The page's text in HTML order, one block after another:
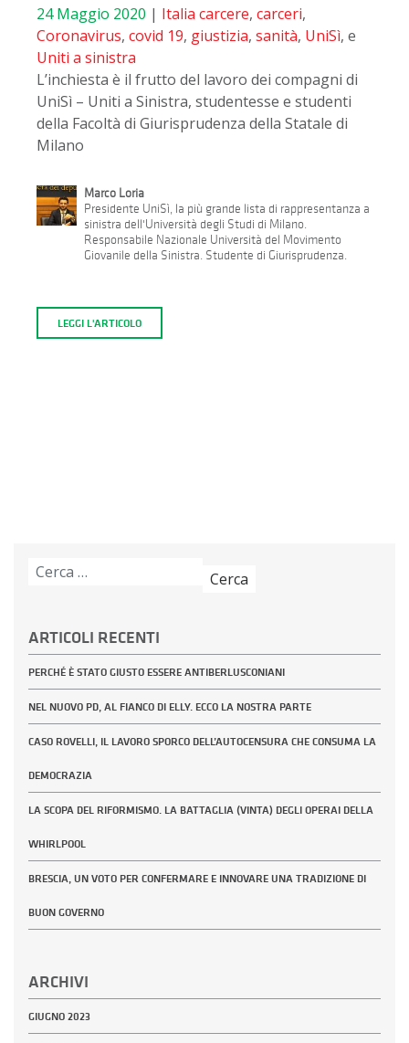
24 Maggio 2020 | Italia carcere, carceri,
Coronavirus, covid 19, giustizia, sanità, UniSì, e
Uniti a sinistra
L’inchiesta è il frutto del lavoro dei compagni di
UniSì – Uniti a Sinistra, studentesse e studenti
della Facoltà di Giurisprudenza della Statale di
Milano
Marco Loria
Presidente UniSì, la più grande lista di rappresentanza a
sinistra dell'Università degli Studi di Milano.
Responsabile Nazionale Università del Movimento
Giovanile della Sinistra. Studente di Giurisprudenza.
LEGGI L'ARTICOLO
Ricerca
ARTICOLI RECENTI
PERCHÉ È STATO GIUSTO ESSERE ANTIBERLUSCONIANI
NEL NUOVO PD, AL FIANCO DI ELLY. ECCO LA NOSTRA PARTE
CASO ROVELLI, IL LAVORO SPORCO DELL’AUTOCENSURA CHE CONSUMA LA
DEMOCRAZIA
LA SCOPA DEL RIFORMISMO. LA BATTAGLIA (VINTA) DEGLI OPERAI DELLA
WHIRLPOOL
BRESCIA, UN VOTO PER CONFERMARE E INNOVARE UNA TRADIZIONE DI
BUON GOVERNO
ARCHIVI
GIUGNO 2023